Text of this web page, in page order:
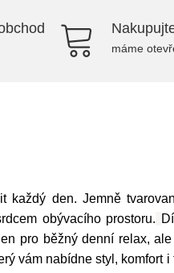
máme
každý den. Jemně
obývacího prostoru.
pro běžný denní relax,
vám nabídne styl, komfort